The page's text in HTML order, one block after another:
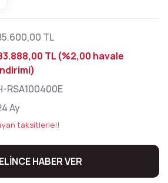
TL
TL (%2,00 havale
RSA100400E
Ay
taksitlerle!!
HABER VER